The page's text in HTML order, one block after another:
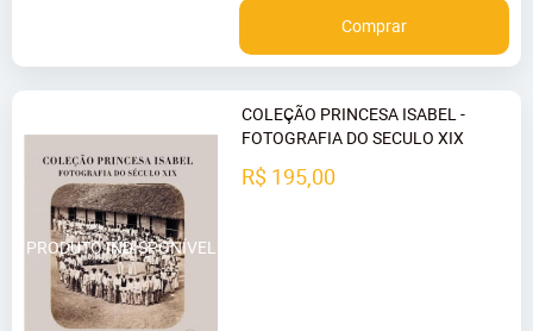
Comprar
COLEÇÃO PRINCESA ISABEL -
FOTOGRAFIA DO SECULO XIX
R$ 195,00